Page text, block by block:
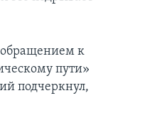
обращением к
пути»
подчеркнул,